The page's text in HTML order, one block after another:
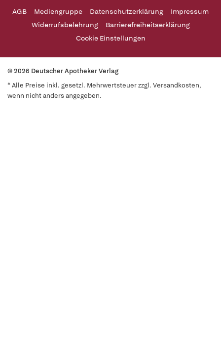
AGB Mediengruppe Datenschutzerklärung
Impressum
Widerrufsbelehrung
Barrierefreiheitserklärung
Cookie Einstellungen
© 2026 Deutscher Apotheker Verlag
* Alle Preise inkl. gesetzl. Mehrwertsteuer zzgl. Versandkosten,
wenn nicht anders angegeben.